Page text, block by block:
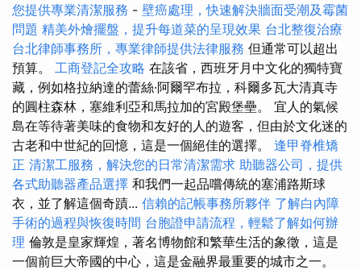
您提供專業清潔服務 - 壁癌處理，快速解決牆面受潮及霉菌
問題 精美外燴擺盤，提升每道菜的呈現效果 台北整復治療
台北律師事務所，專業律師提供法律服務 但通常可以超出
預算。 工商登記全攻略 在該省，西班牙月中文化的獨特寶
藏，例如格拉納達的蕾絲·阿爾罕布拉，科爾多瓦大清真寺
的圓柱森林，塞維利亞和馬拉加的宮殿堡壘。 宜人的氣候
島在等待著美味的食物和友好的人的遊客，但由於文化迷的
古老和中世紀的回憶，這是一個絕佳的選擇。 逢甲脊椎矯
正 清潔工服務，解決您的日常清潔需求 助聽器公司，提供
各式助聽器產品選擇 和我們一起品嚐傳統的塞浦路斯球
衣，並了解這個奇蹟... 信賴的記帳事務所夥伴 了解白內障
手術的過程與恢復時間 台胞證申請流程，輕鬆了解如何辦
理 倫敦是皇家輝煌，著名博物館和繁華生活的象徵，這是
一個前巨大帝國的中心，這是金融界最重要的城市之一。